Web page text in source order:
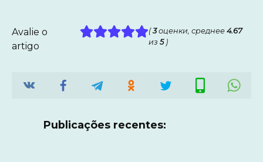
Avalie o
artigo
(3оценки, среднее 4.67
из 5)
Publicações recentes: